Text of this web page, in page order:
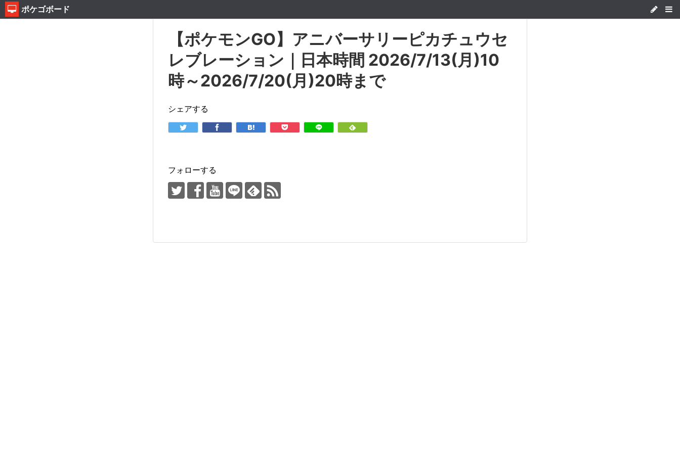
ポケゴボード
【ポケモンGO】アニバーサリーピカチュウセ
レブレーション｜日本時間 2026/7/13(月)10
時～2026/7/20(月)20時まで
シェアする
フォローする